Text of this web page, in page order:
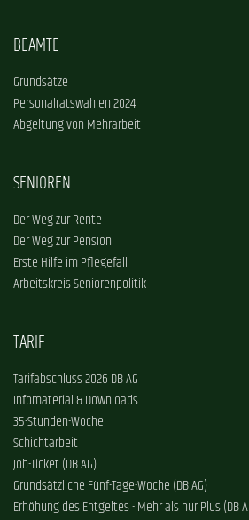
BEAMTE
Grundsätze
Personalratswahlen 2024
Abgeltung von Mehrarbeit
SENIOREN
Der Weg zur Rente
Der Weg zur Pension
Erste Hilfe im Pflegefall
Arbeitskreis Seniorenpolitik
TARIF
Tarifabschluss 2026 DB AG
Infomaterial & Downloads
35-Stunden-Woche
Schichtarbeit
Job-Ticket (DB AG)
Grundsätzliche Fünf-Tage-Woche (DB AG)
Erhöhung des Entgeltes - Mehr als nur Plus (DB